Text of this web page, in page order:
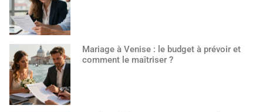
Mariage à Venise : le budget à prévoir et
comment le maîtriser ?